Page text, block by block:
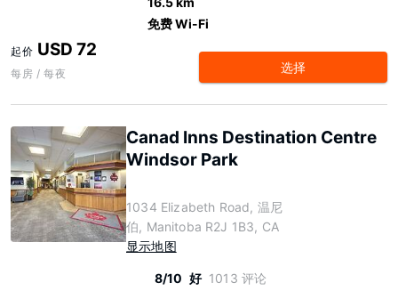
免费 Wi-Fi
起价 USD 72
每房 / 每夜 选择
Canad Inns Destination Centre
Windsor Park
1034 Elizabeth Road, 温尼
伯, Manitoba R2J 1B3, CA
显示地图
8/10 好 1013 评论